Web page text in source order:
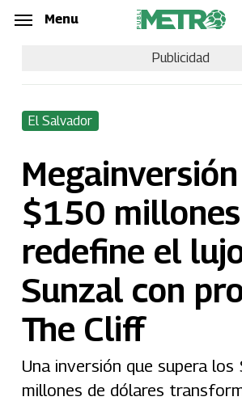
Skip
content
Menu
Publicidad
El Salvador
$150 millones
redefine el
Sunzal con
The Cliff
Una inversión que supera los
millones de dólares
Menu